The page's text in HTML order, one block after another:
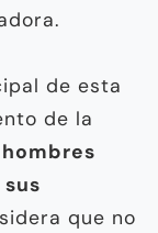
de esta
de la
que no